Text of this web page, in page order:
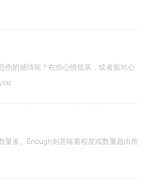
伤的感情呢？在你心情低落，或者面对心
多。Enough则意味着程度或数量超出所